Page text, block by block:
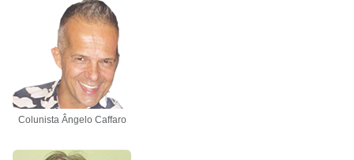
Colunista Ângelo Caffaro